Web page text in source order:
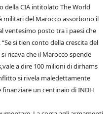
della CIA intitolato The World
militari del Marocco assorbono il
ventesimo posto tra i paesi che
si tien conto della crescita del
ricava che il Marocco spende
a dire 100 milioni di dirhams
si rivela maledettamente
un centinaio di INDH